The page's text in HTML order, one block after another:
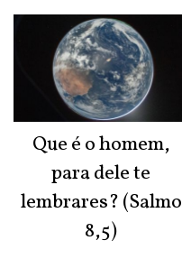
Que é o homem,
para dele te
lembrares? (Salmo
8,5)